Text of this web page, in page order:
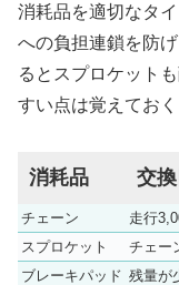
消耗品を適切なタ
への負担連鎖を防
るとスプロケット
すい点は覚えておく
消耗品 交
チェーン 走行
スプロケット
チェー
ブレーキパッド 残量が